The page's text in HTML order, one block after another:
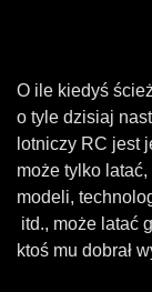
O ile kiedyś
o tyle dzisiaj
lotniczy RC jest
może tylko
modeli,
itd., może latać
ktoś mu dobrał